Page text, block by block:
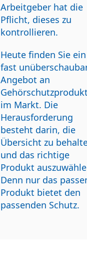
Arbeitgeber hat die
Pflicht, dieses zu
kontrollieren.
Heute finden Sie ein
fast
Angebot an
im Markt. Die
Herausforderung
besteht darin, die
Übersicht zu
und das richtige
Produkt
Denn nur das
Produkt bietet den
passenden Schutz.